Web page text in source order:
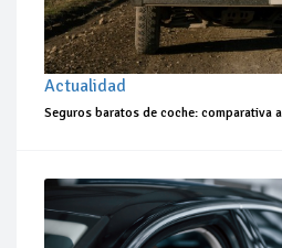
Actualidad
Seguros baratos de coche: comparativa